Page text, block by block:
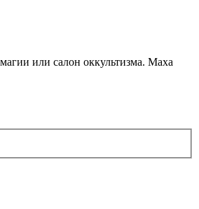
или салон оккультизма. Маха